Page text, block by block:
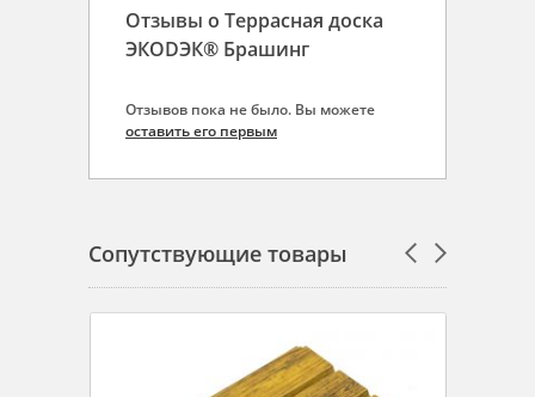
Отзывы о Террасная доска
ЭКОDЭК® Брашинг
Отзывов пока не было. Вы можете
оставить его первым
Сопутствующие товары